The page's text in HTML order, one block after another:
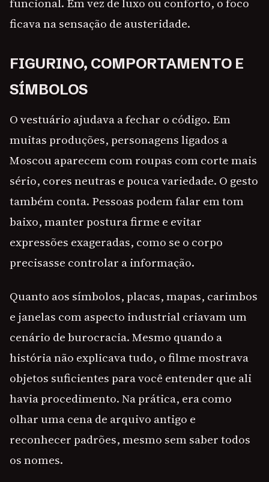
funcional. Em vez de luxo ou conforto, o foco
ficava na sensação de austeridade.
FIGURINO, COMPORTAMENTO E
SÍMBOLOS
O vestuário ajudava a fechar o código. Em
muitas produções, personagens ligados a
Moscou aparecem com roupas com corte mais
sério, cores neutras e pouca variedade. O gesto
também conta. Pessoas podem falar em tom
baixo, manter postura firme e evitar
expressões exageradas, como se o corpo
precisasse controlar a informação.
Quanto aos símbolos, placas, mapas, carimbos
e janelas com aspecto industrial criavam um
cenário de burocracia. Mesmo quando a
história não explicava tudo, o filme mostrava
objetos suficientes para você entender que ali
havia procedimento. Na prática, era como
olhar uma cena de arquivo antigo e
reconhecer padrões, mesmo sem saber todos
os nomes.